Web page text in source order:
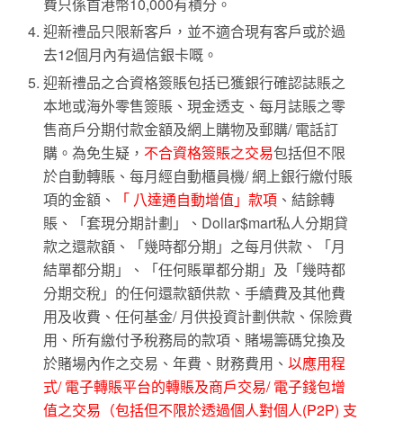
費只係首港幣10,000有積分。
迎新禮品只限新客戶，並不適合現有客戶或於過
去12個月內有過信銀卡嘅。
迎新禮品之合資格簽賬包括已獲銀行確認誌賬之
本地或海外零售簽賬、現金透支、每月誌賬之零
售商戶分期付款金額及網上購物及郵購/ 電話訂
購。為免生疑， 不合資格簽賬之交易包括但不限
於自動轉賬、每月經自動櫃員機/ 網上銀行繳付賬
項的金額、
「 八達通自動增值」款項 、結餘轉
賬、「套現分期計劃」、Dollar$mart私人分期貸
款之還款額、「幾時都分期」之每月供款、「月
結單都分期」、「任何賬單都分期」及「幾時都
分期交稅」的任何還款額供款、手續費及其他費
用及收費、任何基金/ 月供投資計劃供款、保險費
用、所有繳付予稅務局的款項、賭場籌碼兌換及
於賭場內作之交易、年費、財務費用、以應用程
式/ 電子轉賬平台的轉賬及商戶交易/ 電子錢包增
值之交易（包括但不限於透過個人對個人(P2P) 支